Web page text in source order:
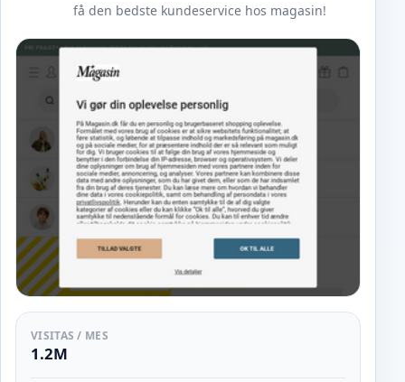
få den bedste kundeservice hos magasin!
VISITAS / MES
1.2M